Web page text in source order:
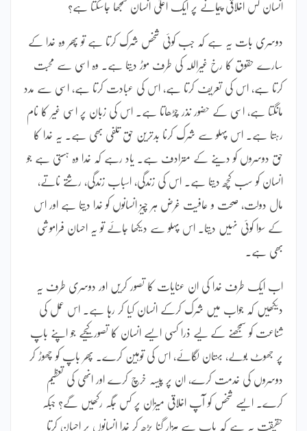
انسان کس اخلاقی پیمانے پر ایک اعلیٰ انسان سمجھا جاسکتا ہے؟
دوسری بات یہ ہے کہ جب کوئی شخص شرک کرتا ہے تو پھر وہ خدا کے
سارے حقوق کا رخ غیراللہ کی طرف موڑ دیتا ہے۔ وہ اسی سے محبت
کرتا ہے، اس کی تعریف کرتا ہے، اس کی عبادت کرتا ہے، اسی سے مدد
مانگتا ہے، اسی کے حضور نذر چڑھاتا ہے۔ اس کی زبان پر اسی غیر کا نام
رہتا ہے۔ اس پہلو سے شرک کرنا بدترین حق تلفی بھی ہے۔ یہ خدا کا
حق دوسروں کو دینے کے مترادف ہے۔ یاد رہے کہ خدا وہ ہستی ہے جو
انسان کو سب کچھ دیتا ہے۔ اس کی زندگی، اسباب زندگی، رشتے ناتے،
مال دولت، صحت و عافیت غرض ہر چیز انسانوں کو خدا دیتا ہے اور اس
کے سوا کوئی نہیں دیتا۔ اس پہلو سے دیکھا جائے تو یہ احسان فراموشی
بھی ہے۔
اب ایک طرف خدا کی ان عنایات کا تصور کریں اور دوسری طرف یہ
دیکھیں کہ جواب میں شرک کرکے انسان کیا کر رہا ہے۔ اس عمل کی
شناعت کو سمجھنے کے لیے ذرا کسی ایسے انسان کا تصور کیجیے جو اپنے باپ
پر جھوٹ بولے، بہتان لگائے، اس کی توہین کرے۔ پھر باپ کو چھوڑ کر
دوسروں کی خدمت کرے، ان پر پیسہ خرچ کرے اور انھی کی تعظیم
کرے۔ ایسے شخص کو آپ اخلاقی میزان پر کس جگہ رکھیں گے؟ جبکہ
حقیقت یہ ہے کہ باپ سے ہزار گنا بڑھ کر خدا انسانوں پر احسان کرتا